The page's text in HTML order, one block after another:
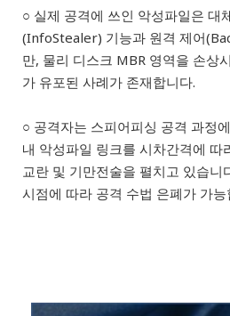
○ 실제 공격에 쓰인 악성파일은 대
(InfoStealer) 기능과 원격 제어
만, 물리 디스크 MBR 영역을 손상
가 유포된 사례가 존재합니다.
○ 공격자는 스피어피싱 공격 과정
내 악성파일 링크를 시차간격에 따
교란 및 기만전술을 펼치고 있습니
시점에 따라 공격 수법 은폐가 가능